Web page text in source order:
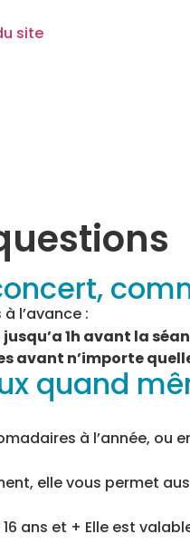
l’avance :
jusqu’a 1h avant la
avant n’importe
quand
à l’année,
elle vous permet
ans et + Elle est